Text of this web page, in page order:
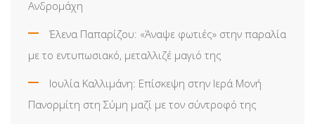
Ανδρομάχη
Έλενα Παπαρίζου: «Άναψε φωτιές» στην παραλία
με το εντυπωσιακό, μεταλλιζέ μαγιό της
Ιουλία Καλλιμάνη: Επίσκεψη στην Ιερά Μονή
Πανορμίτη στη Σύμη μαζί με τον σύντροφό της